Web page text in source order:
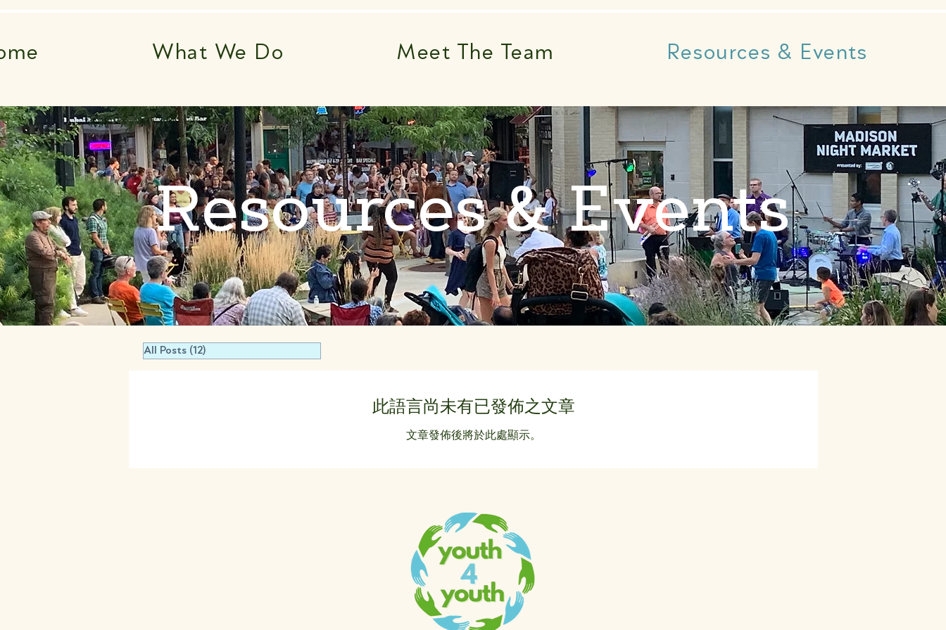
What We Do Meet The Team Resources & Events
Resources & Events
All Posts (12)
此語言尚未有已發佈之文章
文章發佈後將於此處顯示。